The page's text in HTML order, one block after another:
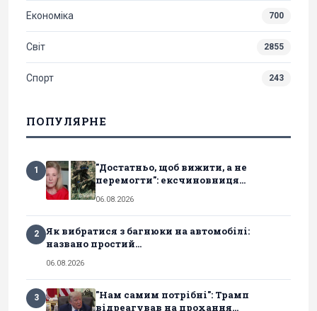
Економіка 700
Світ 2855
Спорт 243
ПОПУЛЯРНЕ
1
"Достатньо, щоб вижити, а не
перемогти": ексчиновниця...
06.08.2026
2
Як вибратися з багнюки на автомобілі:
названо простий...
06.08.2026
3
"Нам самим потрібні": Трамп
відреагував на прохання...